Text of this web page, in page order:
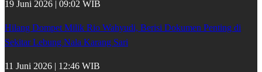
19 Juni 2026 | 09:02 WIB
Hilang Dompet Milik Rio Wahyudi, Berisi Dokumen Penting di
Sekitar Lebung Nala Karang Sari
11 Juni 2026 | 12:46 WIB